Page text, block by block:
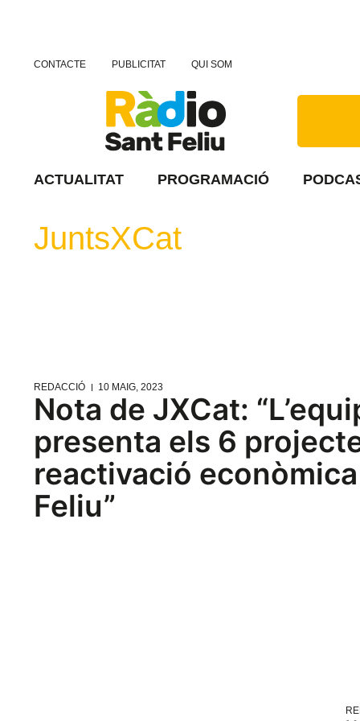
CONTACTE PUBLICITAT QUI SOM
ACTUALITAT PROGRAMACIÓ
JuntsXCat
REDACCIÓ 10 MAIG, 2023
Nota de JXCat:
presenta els 6
reactivació
Feliu”